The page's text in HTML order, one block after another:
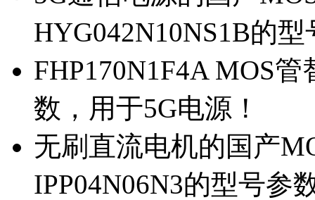
HYG042N10NS1B的
FHP170N1F4A MOS
数，用于5G电源！
无刷直流电机的国产
IPP04N06N3的型号参